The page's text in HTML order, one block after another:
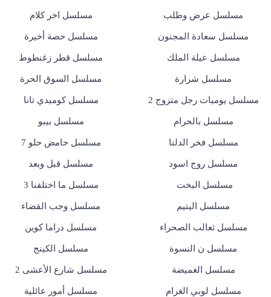
مسلسل عرض وطلب مسلسل اخر كلام
مسلسل سعادة المجنون مسلسل حصة أخيرة
مسلسل عيلة الملك مسلسل قطر زغنطوط
مسلسل شرارة مسلسل السوق الحرة
مسلسل يوميات رجل متزوج 2 مسلسل كوميدي تانا
مسلسل بالحرام مسلسل بيبو
مسلسل فخر الدلتا مسلسل حامض حلو 7
مسلسل روج اسود مسلسل قبل وبعد
مسلسل البخت مسلسل ما اختلفنا 3
مسلسل اليتيم مسلسل وجب القضاء
مسلسل ثعالب الصحراء مسلسل دراما كوين
مسلسل ن النسوة مسلسل الكينج
مسلسل الغميضة مسلسل شارع الأعشى 2
مسلسل لوبي الغرام مسلسل أمور عائلية